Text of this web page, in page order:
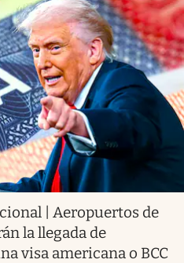
| Aeropuertos de
la llegada de
visa americana o BCC